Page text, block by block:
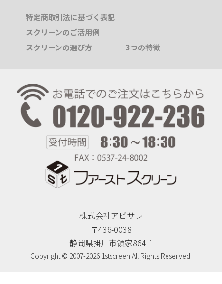
特定商取引法に基づく表記
スクリーンのご活用例
スクリーンの選び方
3つの特徴
株式会社アビサレ
〒436-0038
静岡県掛川市領家864-1
Copyright © 2007-2026 1stscreen All Rights Reserved.